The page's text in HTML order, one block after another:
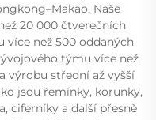
Naše
20 000 čtverečních
více než 500 oddaných
týmu více než
výrobu střední až vyšší
jsou řemínky, korunky,
ciferníky a další přesně